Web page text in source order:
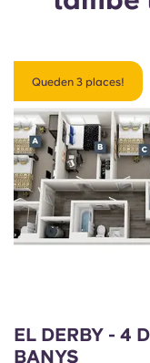
Queden 3 places!
EL DERBY - 4
BANYS